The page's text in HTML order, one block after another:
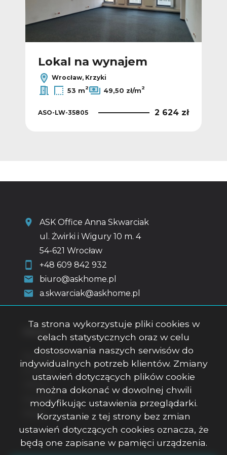
Lokal na wynajem
Wrocław, Krzyki
53 m2 49,50 zł/m2
ASO-LW-35805 2 624 zł
ASK Office Anna Skwarciak
ul. Żwirki i Wigury 10 m. 4
54-621 Wrocław
+48 609 842 932
biuro@askhome.pl
a.skwarciak@askhome.pl
Strona główna
O firmie
Kontakt
Rodo
Ta strona wykorzystuje pliki cookies w
celach statystycznych oraz w celu
dostosowania naszych serwisów do
indywidualnych potrzeb klientów. Zmiany
ustawień dotyczących plików cookie
można dokonać w dowolnej chwili
modyfikując ustawienia przeglądarki.
Korzystanie z tej strony bez zmian
ustawień dotyczących cookies oznacza, że
będą one zapisane w pamięci urządzenia.